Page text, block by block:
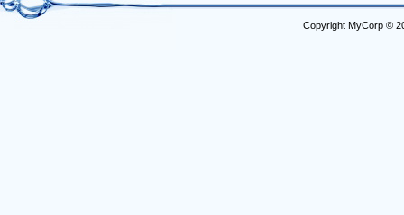
Copyright MyCorp ©